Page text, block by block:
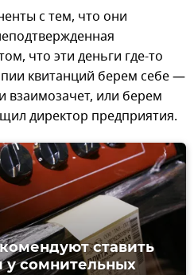
с тем, что они
что эти деньги где-то
квитанций берем себе —
взаимозачет, или берем
директор предприятия.
ставить
у сомнительных